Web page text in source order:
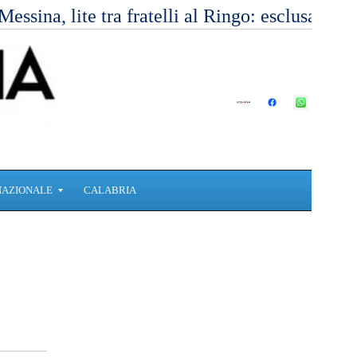
lite tra fratelli al Ringo: esclusa
CALABRIA